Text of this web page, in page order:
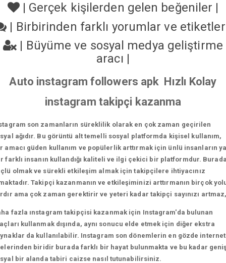
| Gerçek kişilerden gelen beğeniler |
| Birbirinden farklı yorumlar ve
| Büyüme ve sosyal medya geliştirme
aracı |
Auto instagram followers apk Hızlı Kolay
instagram takipçi kazanma
son zamanların süreklilik olarak en çok zaman geçirilen
ağıdır. Bu görüntü alt temelli sosyal platformda kişisel kullanım,
amacı güden kullanım ve popülerlik arttırmak için ünlü insanların
farklı insanın kullandığı kaliteli ve ilgi çekici bir platformdur.
olmak ve sürekli etkileşim almak için takipçilere ihtiyacınız
Takipçi kazanmanın ve etkileşiminizi arttırmanın birçok
ama çok zaman gerektirir ve yeteri kadar takipçi sayınızı
fazla ınstagram takipçisi kazanmak için Instagram'da bulunan
kullanmak dışında, aynı sonucu elde etmek için diğer ekstra
da kullanılabilir. Instagram son dönemlerin en gözde internet
biridir burada farklı bir hayat bulunmakta ve bu kadar
bir alanda tabiri caizse nasıl tutunabilirsiniz.